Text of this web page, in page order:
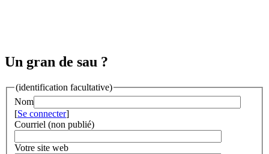
Un gran de sau ?
(identification facultative)
Nom
[Se connecter]
Courriel (non publié)
Votre site web